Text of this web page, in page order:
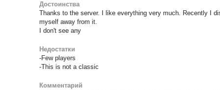
Достоинства
Thanks to the server. I like everything very much. Recently I
myself away from it.
I don't see any
Недостатки
-Few players
-This is not a classic
Комментарий